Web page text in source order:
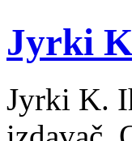
Jyrki
Jyrki K.